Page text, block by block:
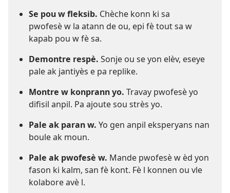
Se pou w fleksib. Chèche konn ki sa
pwofesè w la atann de ou, epi fè tout sa w
kapab pou w fè sa.
Demontre respè. Sonje ou se yon elèv, eseye
pale ak jantiyès e pa replike.
Montre w konprann yo. Travay pwofesè yo
difisil anpil. Pa ajoute sou strès yo.
Pale ak paran w. Yo gen anpil eksperyans nan
boule ak moun.
Pale ak pwofesè w. Mande pwofesè w èd yon
fason ki kalm, san fè kont. Fè l konnen ou vle
kolabore avè l.